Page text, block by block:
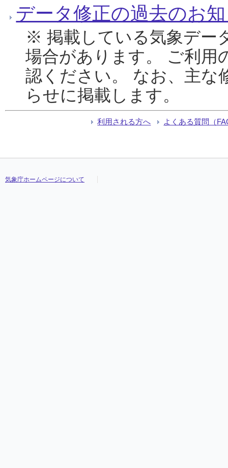
データ修正の過去のお
※ 掲載している気象デー
場合があります。 ご利用
認ください。 なお、主な
らせに掲載します。
利用される方へ よくある質問（
気象庁ホームページについて